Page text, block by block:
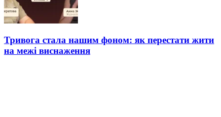
Тривога стала нашим фоном: як перестати жити
на межі виснаження